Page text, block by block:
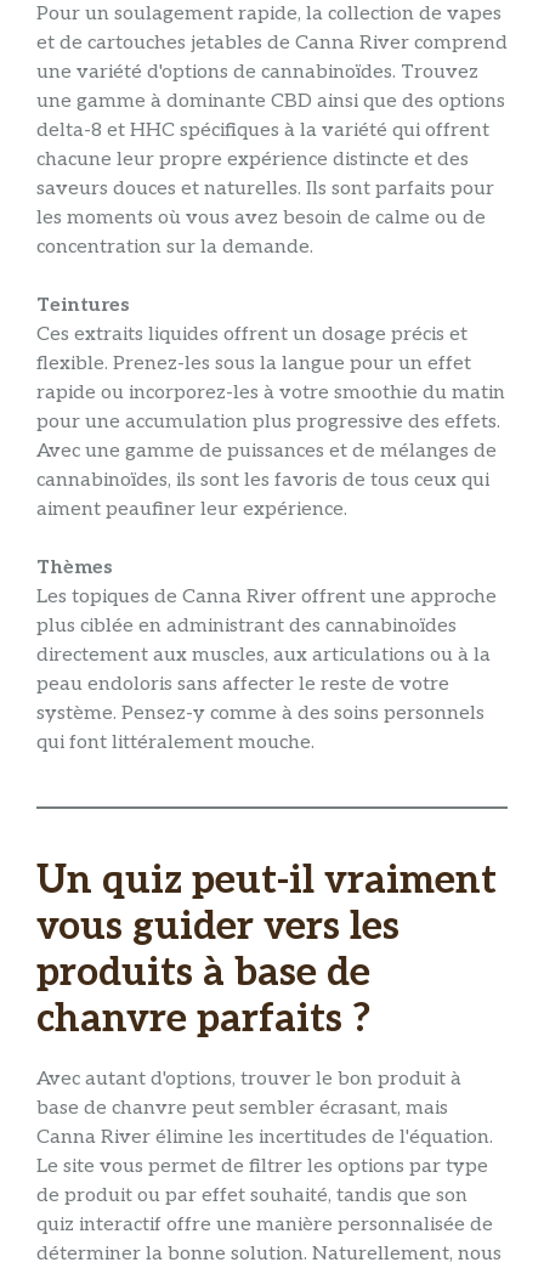
Pour un soulagement rapide, la collection de vapes
et de cartouches jetables de Canna River comprend
une variété d'options de cannabinoïdes. Trouvez
une gamme à dominante CBD ainsi que des options
delta-8 et HHC spécifiques à la variété qui offrent
chacune leur propre expérience distincte et des
saveurs douces et naturelles. Ils sont parfaits pour
les moments où vous avez besoin de calme ou de
concentration sur la demande.
Teintures
Ces extraits liquides offrent un dosage précis et
flexible. Prenez-les sous la langue pour un effet
rapide ou incorporez-les à votre smoothie du matin
pour une accumulation plus progressive des effets.
Avec une gamme de puissances et de mélanges de
cannabinoïdes, ils sont les favoris de tous ceux qui
aiment peaufiner leur expérience.
Thèmes
Les topiques de Canna River offrent une approche
plus ciblée en administrant des cannabinoïdes
directement aux muscles, aux articulations ou à la
peau endoloris sans affecter le reste de votre
système. Pensez-y comme à des soins personnels
qui font littéralement mouche.
Un quiz peut-il vraiment
vous guider vers les
produits à base de
chanvre parfaits ?
Avec autant d'options, trouver le bon produit à
base de chanvre peut sembler écrasant, mais
Canna River élimine les incertitudes de l'équation.
Le site vous permet de filtrer les options par type
de produit ou par effet souhaité, tandis que son
quiz interactif offre une manière personnalisée de
déterminer la bonne solution. Naturellement, nous